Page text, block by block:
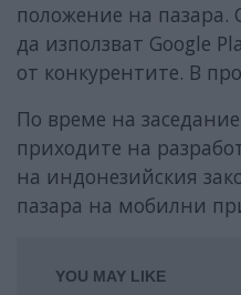
положение на пазара.
да използват Google
от конкурентите. В
По време на
приходите на
на индонезийския
пазара на мобилни